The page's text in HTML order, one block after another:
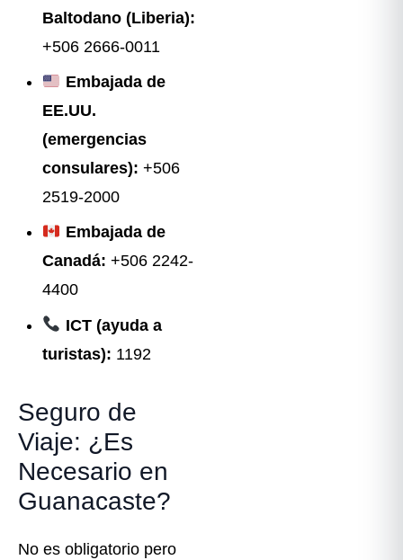
Baltodano (Liberia):
+506 2666-0011
Embajada de
EE.UU.
(emergencias
consulares): +506
2519-2000
Embajada de
Canadá: +506 2242-
4400
ICT (ayuda a
turistas): 1192
Seguro de
Viaje: ¿Es
Necesario en
Guanacaste?
No es obligatorio pero